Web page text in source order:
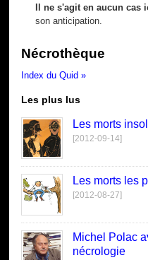
Il ne s'agit en aucun cas
son anticipation.
Nécrothèque
Index du Quid »
Les plus lus
Les morts
[2012-09-14]
Les morts les
[2012-08-27]
Michel Polac
nécrologie